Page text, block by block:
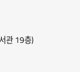
관 19층)